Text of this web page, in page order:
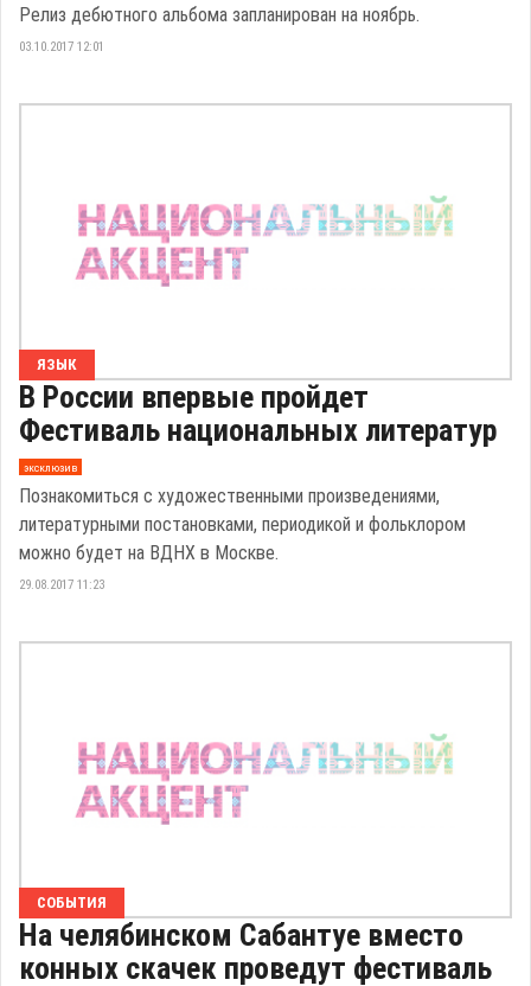
Релиз дебютного альбома запланирован на ноябрь.
03.10.2017 12:01
ЯЗЫК
В России впервые пройдет
Фестиваль национальных литератур
эксклюзив
Познакомиться с художественными произведениями,
литературными постановками, периодикой и фольклором
можно будет на ВДНХ в Москве.
29.08.2017 11:23
СОБЫТИЯ
На челябинском Сабантуе вместо
конных скачек проведут фестиваль